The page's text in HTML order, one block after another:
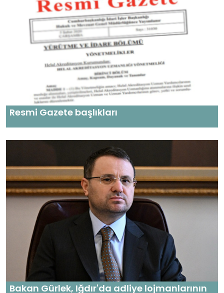
Resmi Gazete başlıkları
Bakan Gürlek, Iğdır'da adliye lojmanlarının